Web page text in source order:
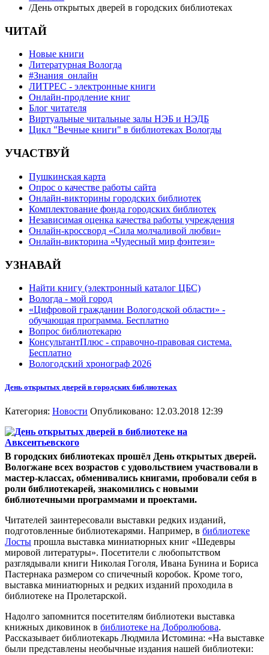
/День открытых дверей в городских библиотеках
ЧИТАЙ
Новые книги
Литературная Вологда
#Знания_онлайн
ЛИТРЕС - электронные книги
Онлайн-продление книг
Блог читателя
Виртуальные читальные залы НЭБ и НЭДБ
Цикл "Вечные книги" в библиотеках Вологды
УЧАСТВУЙ
Пушкинская карта
Опрос о качестве работы сайта
Онлайн-викторины городских библиотек
Комплектование фонда городских библиотек
Независимая оценка качества работы учреждения
Онлайн-кроссворд «Сила молчаливой любви»
Онлайн-викторина «Чудесный мир фэнтези»
УЗНАВАЙ
Найти книгу (электронный каталог ЦБС)
Вологда - мой город
«Цифровой гражданин Вологодской области» -
обучающая программа. Бесплатно
Вопрос библиотекарю
КонсультантПлюс - справочно-правовая система.
Бесплатно
Вологодский хронограф 2026
День открытых дверей в городских библиотеках
Категория: Новости Опубликовано: 12.03.2018 12:39
В городских библиотеках прошёл День открытых дверей.
Вологжане всех возрастов с удовольствием участвовали в
мастер-классах, обменивались книгами, пробовали себя в
роли библиотекарей, знакомились с новыми
библиотечными программами и проектами.
Читателей заинтересовали выставки редких изданий,
подготовленные библиотекарями. Например, в библиотеке
Лосты прошла выставка миниатюрных книг «Шедевры
мировой литературы». Посетители с любопытством
разглядывали книги Николая Гоголя, Ивана Бунина и Бориса
Пастернака размером со спичечный коробок. Кроме того,
выставка миниатюрных и редких изданий проходила в
библиотеке на Пролетарской.
Надолго запомнится посетителям библиотеки выставка
книжных диковинок в библиотеке на Добролюбова.
Рассказывает библиотекарь Людмила Истомина: «На выставке
были представлены необычные издания нашей библиотеки: